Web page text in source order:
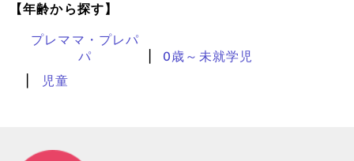
【年齢から探す】
プレママ・プレパ
パ
0歳～未就学児
児童